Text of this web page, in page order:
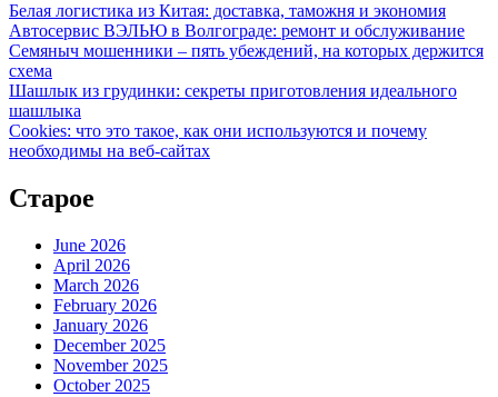
Белая логистика из Китая: доставка, таможня и экономия
Автосервис ВЭЛЬЮ в Волгограде: ремонт и обслуживание
Семяныч мошенники – пять убеждений, на которых держится
схема
Шашлык из грудинки: секреты приготовления идеального
шашлыка
Cookies: что это такое, как они используются и почему
необходимы на веб-сайтах
Старое
June 2026
April 2026
March 2026
February 2026
January 2026
December 2025
November 2025
October 2025